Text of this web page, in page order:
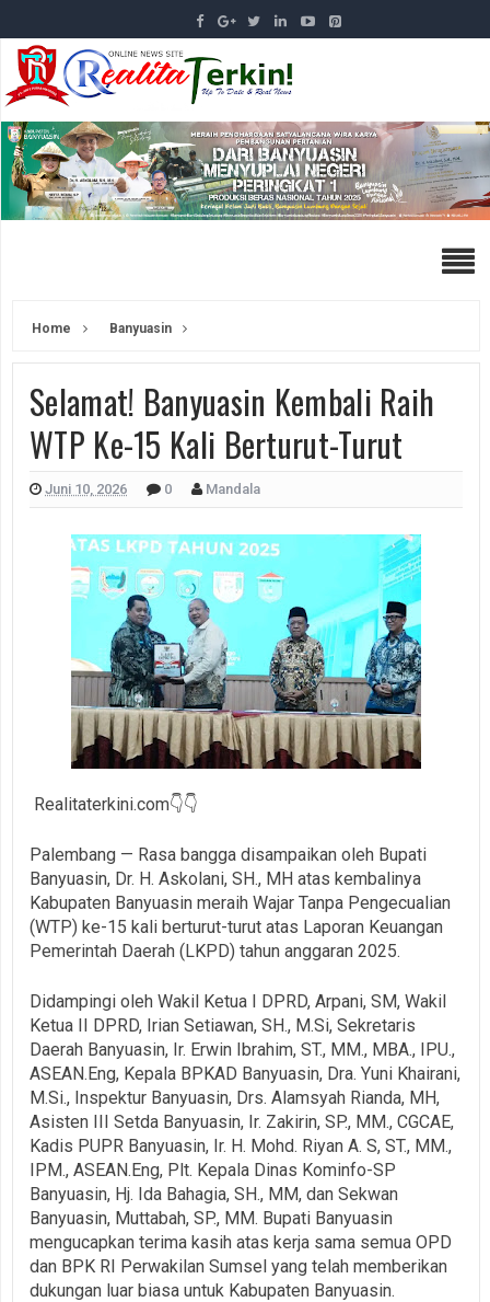
Home Banyuasin
Selamat! Banyuasin Kembali Raih
WTP Ke-15 Kali Berturut-Turut
Juni 10, 2026 0 Mandala
Realitaterkini.com👇👇
Palembang — Rasa bangga disampaikan oleh Bupati
Banyuasin, Dr. H. Askolani, SH., MH atas kembalinya
Kabupaten Banyuasin meraih Wajar Tanpa Pengecualian
(WTP) ke-15 kali berturut-turut atas Laporan Keuangan
Pemerintah Daerah (LKPD) tahun anggaran 2025.
Didampingi oleh Wakil Ketua I DPRD, Arpani, SM, Wakil
Ketua II DPRD, Irian Setiawan, SH., M.Si, Sekretaris
Daerah Banyuasin, Ir. Erwin Ibrahim, ST., MM., MBA., IPU.,
ASEAN.Eng, Kepala BPKAD Banyuasin, Dra. Yuni Khairani,
M.Si., Inspektur Banyuasin, Drs. Alamsyah Rianda, MH,
Asisten III Setda Banyuasin, Ir. Zakirin, SP., MM., CGCAE,
Kadis PUPR Banyuasin, Ir. H. Mohd. Riyan A. S, ST., MM.,
IPM., ASEAN.Eng, Plt. Kepala Dinas Kominfo-SP
Banyuasin, Hj. Ida Bahagia, SH., MM, dan Sekwan
Banyuasin, Muttabah, SP., MM. Bupati Banyuasin
mengucapkan terima kasih atas kerja sama semua OPD
dan BPK RI Perwakilan Sumsel yang telah memberikan
dukungan luar biasa untuk Kabupaten Banyuasin.